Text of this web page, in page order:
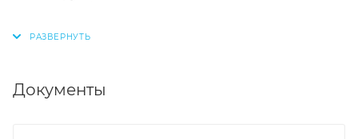
Документы